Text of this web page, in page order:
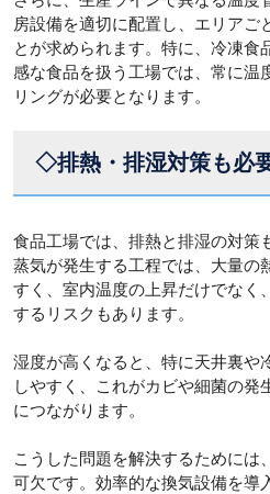
房設備を適切に配置し、エリアご
とが求められます。特に、冷凍食
感な食品を扱う工場では、常に温
リングが必要となります。
◇排熱・排湿対策も必
食品工場では、排熱と排湿の対策
蒸気が発生する工程では、大量の
すく、室内温度の上昇だけでなく
するリスクもあります。
湿度が高くなると、特に天井裏や
しやすく、これがカビや細菌の発
につながります。
こうした問題を解決するためには
可欠です。効率的な換気設備を導